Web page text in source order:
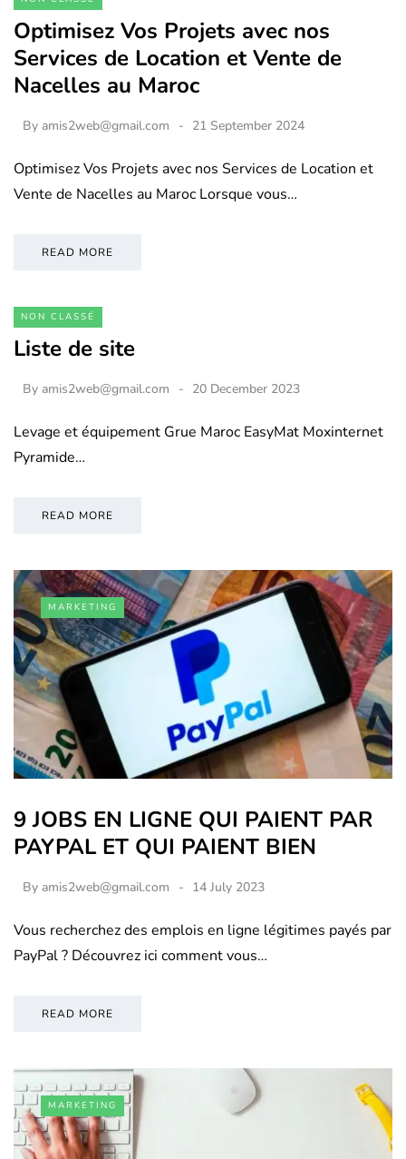
Optimisez Vos Projets avec nos
Services de Location et Vente de
Nacelles au Maroc
By amis2web@gmail.com 21 September 2024
Optimisez Vos Projets avec nos Services de Location et
Vente de Nacelles au Maroc Lorsque vous…
READ MORE
NON CLASSÉ
Liste de site
By amis2web@gmail.com 20 December 2023
Levage et équipement Grue Maroc EasyMat Moxinternet
Pyramide…
READ MORE
MARKETING
9 JOBS EN LIGNE QUI PAIENT PAR
PAYPAL ET QUI PAIENT BIEN
By amis2web@gmail.com 14 July 2023
Vous recherchez des emplois en ligne légitimes payés par
PayPal ? Découvrez ici comment vous…
READ MORE
MARKETING